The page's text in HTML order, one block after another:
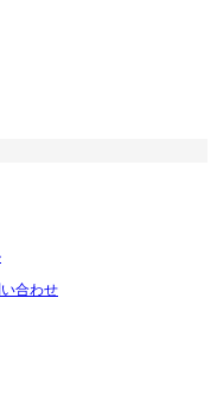
合わせ